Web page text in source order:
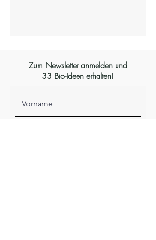
Zum Newsletter anmelden und
33 Bio-Ideen erhalten!